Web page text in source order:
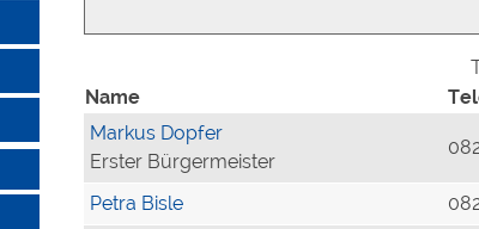
Name
Markus Dopfer
Erster Bürgermeister
Petra Bisle